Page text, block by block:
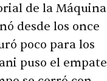
de la Máquina
desde los once
poco para los
puso el empate